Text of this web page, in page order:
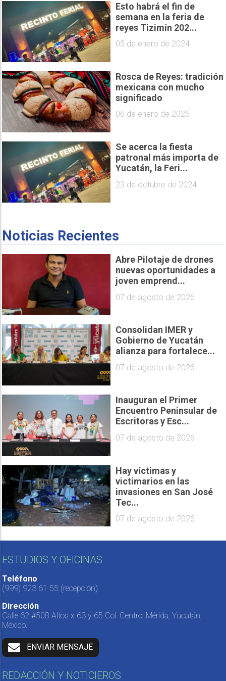
Esto habrá el fin de
semana en la feria de
reyes Tizimín 202...
05 de enero de 2024
Rosca de Reyes: tradición
mexicana con mucho
significado
06 de enero de 2025
Se acerca la fiesta
patronal más importa de
Yucatán, la Feri...
23 de octubre de 2024
Noticias Recientes
Abre Pilotaje de drones
nuevas oportunidades a
joven emprend...
07 de agosto de 2026
Consolidan IMER y
Gobierno de Yucatán
alianza para fortalece...
07 de agosto de 2026
Inauguran el Primer
Encuentro Peninsular de
Escritoras y Esc...
07 de agosto de 2026
Hay víctimas y
victimarios en las
invasiones en San José
Tec...
07 de agosto de 2026
ESTUDIOS Y OFICINAS
Teléfono
(999) 923 61 55 (recepción)
Dirección
Calle 62 #508 Altos x 63 y 65 Col. Centro, Mérida, Yucatán,
México.
ENVIAR MENSAJE
REDACCIÓN Y NOTICIEROS